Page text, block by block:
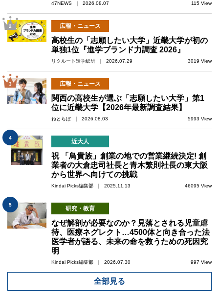
47NEWS ｜ 2026.08.07 115 View
2 広報・ニュース
高校生の「志願したい大学」近畿大学が初の
単独1位『進学ブランド力調査 2026』
リクルート進学総研 ｜ 2026.07.29 3019 View
3 広報・ニュース
関西の高校生が選ぶ「志願したい大学」第1
位に近畿大学【2026年最新調査結果】
ねとらぼ ｜ 2026.08.03 5993 View
4
近大人
祝 「鳥貴族」創業の地での営業継続決定! 創
業者の大倉忠司社長と青木繁則社長の東大阪
から世界へ向けての挑戦
Kindai Picks編集部 ｜ 2025.11.13 46095 View
5
研究・教育
なぜ解剖が必要なのか？見落とされる児童虐
待、医療ネグレクト…4500体と向き合った法
医学者が語る、未来の命を救うための死因究
明
Kindai Picks編集部 ｜ 2026.07.30 997 View
全部見る